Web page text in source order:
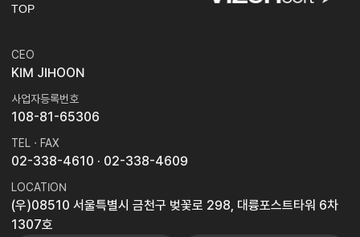
TOP
CEO
KIM JIHOON
사업자등록번호
108-81-65306
TEL · FAX
02-338-4610 · 02-338-4609
LOCATION
(우)08510 서울특별시 금천구 벚꽃로 298, 대륭포스트타워 6차
1307호